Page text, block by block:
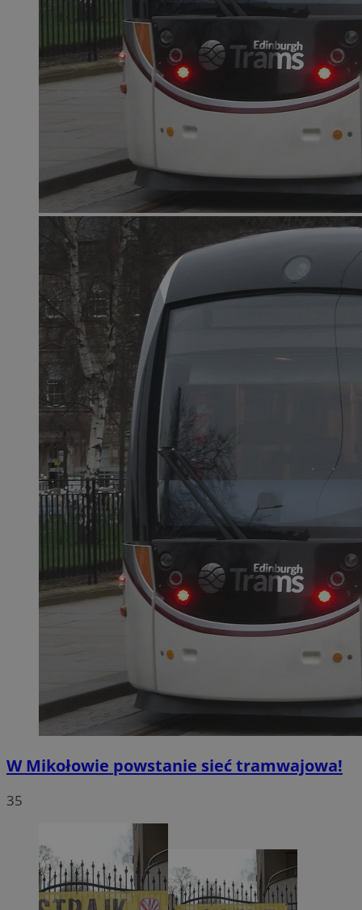
W Mikołowie powstanie sieć tramwajowa!
35